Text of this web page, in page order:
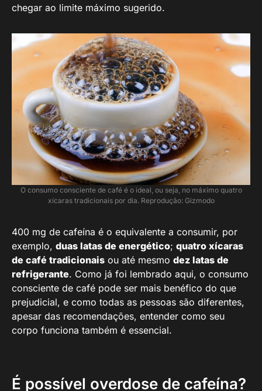
chegar ao limite máximo sugerido.
O consumo consciente de café é o ideal, ou seja, no máximo quatro
xícaras tradicionais por dia. Reprodução: Gizmodo
400 mg de cafeína é o equivalente a consumir, por
exemplo, duas latas de energético; quatro xícaras
de café tradicionais ou até mesmo dez latas de
refrigerante. Como já foi lembrado aqui, o consumo
consciente de café pode ser mais benéfico do que
prejudicial, e como todas as pessoas são diferentes,
apesar das recomendações, entender como seu
corpo funciona também é essencial.
É possível overdose de cafeína?